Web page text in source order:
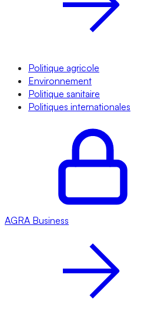
Politique agricole
Environnement
Politique sanitaire
Politiques internationales
AGRA Business